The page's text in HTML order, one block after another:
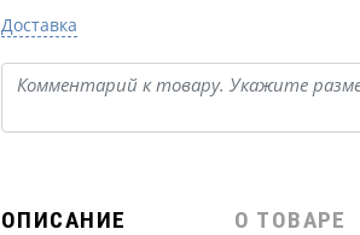
Доставка
ОПИСАНИЕ О ТОВАРЕ